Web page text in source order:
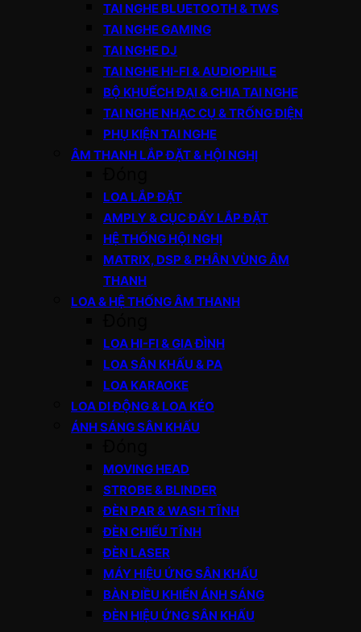
TAI NGHE BLUETOOTH & TWS
TAI NGHE GAMING
TAI NGHE DJ
TAI NGHE HI-FI & AUDIOPHILE
BỘ KHUẾCH ĐẠI & CHIA TAI NGHE
TAI NGHE NHẠC CỤ & TRỐNG ĐIỆN
PHỤ KIỆN TAI NGHE
ÂM THANH LẮP ĐẶT & HỘI NGHỊ
LOA LẮP ĐẶT
AMPLY & CỤC ĐẨY LẮP ĐẶT
HỆ THỐNG HỘI NGHỊ
MATRIX, DSP & PHÂN VÙNG ÂM
THANH
LOA & HỆ THỐNG ÂM THANH
LOA HI-FI & GIA ĐÌNH
LOA SÂN KHẤU & PA
LOA KARAOKE
LOA DI ĐỘNG & LOA KÉO
ÁNH SÁNG SÂN KHẤU
MOVING HEAD
STROBE & BLINDER
ĐÈN PAR & WASH TĨNH
ĐÈN CHIẾU TĨNH
ĐÈN LASER
MÁY HIỆU ỨNG SÂN KHẤU
BÀN ĐIỀU KHIỂN ÁNH SÁNG
ĐÈN HIỆU ỨNG SÂN KHẤU